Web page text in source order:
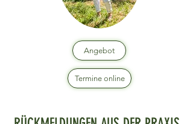
Angebot
Termine online